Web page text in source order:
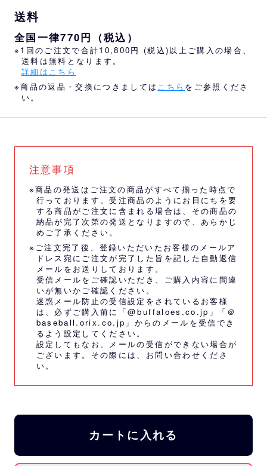
送料
全国一律770円（税込）
※1回のご注文で合計10,800円 (税込)以上ご購入の場合、
送料は無料となります。
詳細はこちら
※商品の返品・交換につきましては こちら をご参照くださ
い。
注意事項
※商品の発送はご注文の商品がすべて揃った時点で
行っております。受注商品のようにお日にちを要
する商品がご注文に含まれる場合は、その商品の
納品が完了次第の発送となりますので、あらかじ
めご了承ください。
※ご注文完了後、登録いただいたお客様のメールア
ドレス宛にご注文が完了した旨を記した自動返信
メールをお送りしております。
受信メールをご確認いただき、ご購入内容に間違
いが無いかご確認ください。
迷惑メール防止の受信設定をされているお客様
は、必ずご購入前に「@buffaloes.co.jp」「＠
baseball.orix.co.jp」からのメールを受信でき
るよう設定してください。
設定してもなお、メールの受信ができない場合が
ございます。その際には、 お問い合わせくださ
い。
カートに入れる